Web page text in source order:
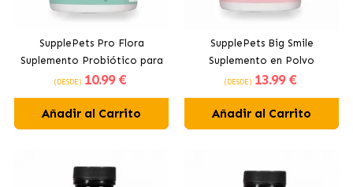
SupplePets Pro Flora
Suplemento Probiótico para
Perros
(DESDE) 10.99 €
Añadir al Carrito
SupplePets Big Smile
Suplemento en Polvo
Higiene Dental para Perros y
Gatos
(DESDE) 13.99 €
Añadir al Carrito